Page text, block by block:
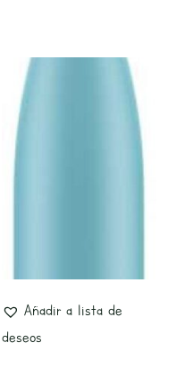
Añadir a lista de
deseos